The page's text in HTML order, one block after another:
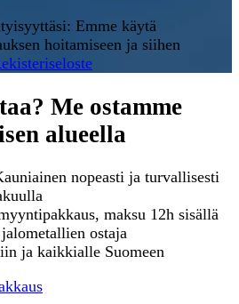
Emme käytä
hoitamiseen ja siihen
Me ostamme
alueella
nopeasti ja turvallisesti
maksu 12h sisällä
ostaja
ja kaikkialle Suomeen